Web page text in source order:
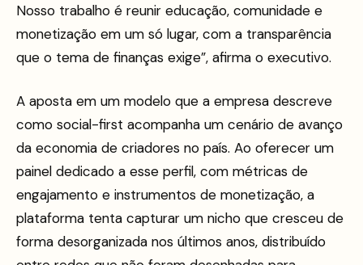
Nosso trabalho é reunir educação, comunidade e
monetização em um só lugar, com a transparência
que o tema de finanças exige”, afirma o executivo.
A aposta em um modelo que a empresa descreve
como social-first acompanha um cenário de avanço
da economia de criadores no país. Ao oferecer um
painel dedicado a esse perfil, com métricas de
engajamento e instrumentos de monetização, a
plataforma tenta capturar um nicho que cresceu de
forma desorganizada nos últimos anos, distribuído